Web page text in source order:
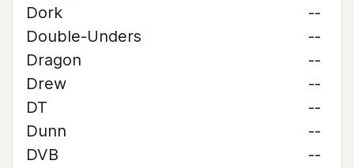
Dork
--
Double-Unders
--
Dragon
--
Drew
--
DT
--
Dunn
--
DVB
--